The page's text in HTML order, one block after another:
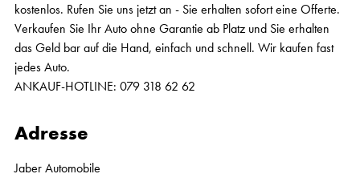
kostenlos. Rufen Sie uns jetzt an - Sie erhalten sofort eine Offerte.
Verkaufen Sie Ihr Auto ohne Garantie ab Platz und Sie erhalten
das Geld bar auf die Hand, einfach und schnell. Wir kaufen fast
jedes Auto.
ANKAUF-HOTLINE: 079 318 62 62
Adresse
Jaber Automobile